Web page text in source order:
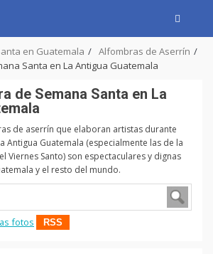
en Guatemala
Alfombras de Aserrín
Santa en La Antigua Guatemala
de Semana Santa en La
de aserrín que elaboran artistas durante
Antigua Guatemala (especialmente las de la
Viernes Santo) son espectaculares y dignas
y el resto del mundo.
fotos RSS